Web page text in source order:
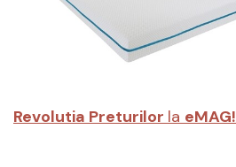
Super
si
Revolutia Preturilor la eMAG!